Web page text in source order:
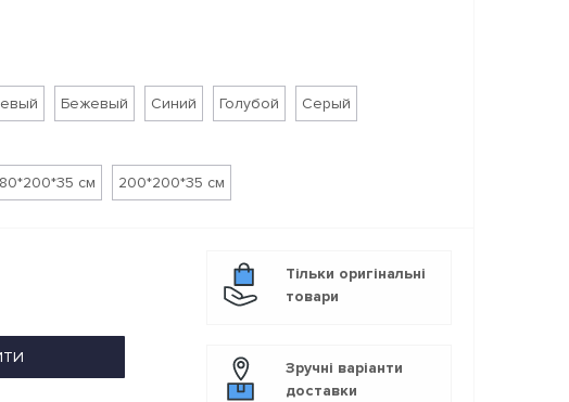
Бежевый Синий Голубой Серый
см 200*200*35 см
Тільки оригінальні
товари
Зручні варіанти
доставки